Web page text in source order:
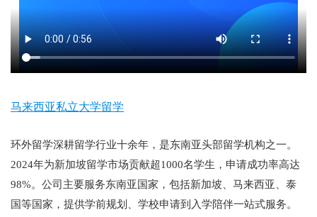
马来西亚私立大学留学
环外留学深耕留学行业十余年，是东南亚头部留学机构之一。
2024年为新加坡留学市场贡献超1000名学生，申请成功率高达
98%。公司主要服务东南亚国家，包括新加坡、马来西亚、泰
国等国家，提供学前规划、学校申请到入学陪伴一站式服务。